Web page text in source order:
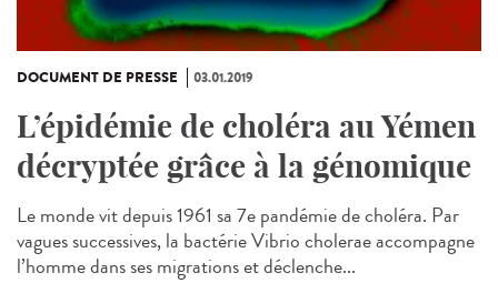
DOCUMENT DE PRESSE 03.01.2019
L’épidémie de choléra au Yémen
décryptée grâce à la génomique
Le monde vit depuis 1961 sa 7e pandémie de choléra. Par
vagues successives, la bactérie Vibrio cholerae accompagne
l’homme dans ses migrations et déclenche...